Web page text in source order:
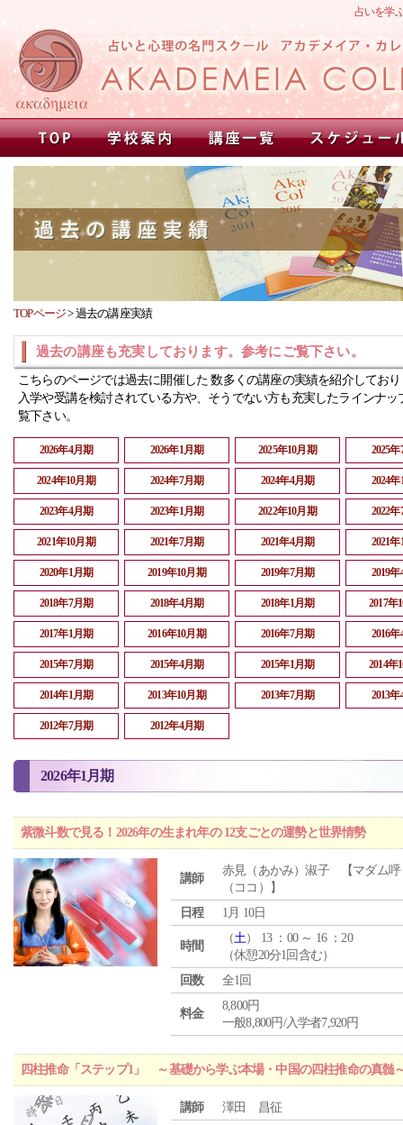
占いを学
TOPページ>過去の講座実績
過去の講座も充実しております。参考にご覧下さい。
こちらのページでは過去に開催した 数多くの講座の実績を紹介してお
入学や受講を検討されている方や、そうでない方も充実したラインナッ
覧下さい。
2026年4月期 2026年1月期 2025年10月期 2025
2024年10月期 2024年7月期 2024年4月期 2024
2023年4月期 2023年1月期 2022年10月期 2022
2021年10月期 2021年7月期 2021年4月期 2021
2020年1月期 2019年10月期 2019年7月期 2019
2018年7月期 2018年4月期 2018年1月期 2017年
2017年1月期 2016年10月期 2016年7月期 2016
2015年7月期 2015年4月期 2015年1月期 2014年
2014年1月期 2013年10月期 2013年7月期 2013
2012年7月期 2012年4月期
2026年1月期
紫微斗数で見る！2026年の生まれ年の 12支ごとの運勢と世界情勢
講師
赤見（あかみ）淑子 【マダム呼
（ココ）】
日程
1月 10日
時間
（土） 13 ：00 ～ 16 ：20
（休憩20分1回含む）
回数
全1回
料金
8,800円
一般8,800円/入学者7,920円
四柱推命「ステップ1」 ～基礎から学ぶ本場・中国の四柱推命の真髄
講師 澤田 昌征